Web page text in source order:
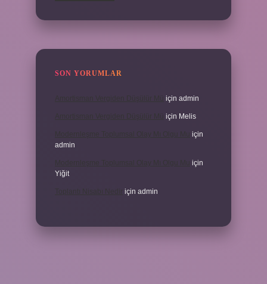
SON YORUMLAR
için admin
için Melis
için
admin
için
Yiğit
Toplantı Nisabı Nedir için admin